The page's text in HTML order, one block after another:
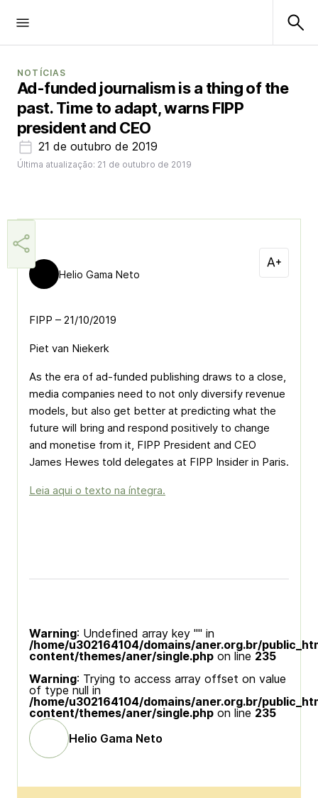
NOTÍCIAS
Ad-funded journalism is a thing of the
past. Time to adapt, warns FIPP
president and CEO
21 de outubro de 2019
Última atualização: 21 de outubro de 2019
Helio Gama Neto
FIPP – 21/10/2019
Piet van Niekerk
As the era of ad-funded publishing draws to a close,
media companies need to not only diversify revenue
models, but also get better at predicting what the
future will bring and respond positively to change
and monetise from it, FIPP President and CEO
James Hewes told delegates at FIPP Insider in Paris.
Leia aqui o texto na íntegra.
Warning: Undefined array key "" in
/home/u302164104/domains/aner.org.br/
content/themes/aner/single.php on line 235
Warning: Trying to access array offset on value
of type null in
/home/u302164104/domains/aner.org.br/
content/themes/aner/single.php on line 235
Helio Gama Neto